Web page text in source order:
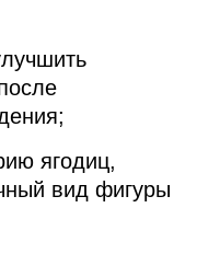
ягодиц,
вид фигуры